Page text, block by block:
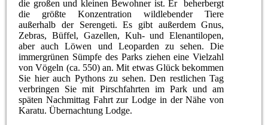
die großen und kleinen Bewohner ist. Er beherbergt
die größte Konzentration wildlebender Tiere
außerhalb der Serengeti. Es gibt außerdem Gnus,
Zebras, Büffel, Gazellen, Kuh- und Elenantilopen,
aber auch Löwen und Leoparden zu sehen. Die
immergrünen Sümpfe des Parks ziehen eine Vielzahl
von Vögeln (ca. 550) an. Mit etwas Glück bekommen
Sie hier auch Pythons zu sehen. Den restlichen Tag
verbringen Sie mit Pirschfahrten im Park und am
späten Nachmittag Fahrt zur Lodge in der Nähe von
Karatu. Übernachtung Lodge.